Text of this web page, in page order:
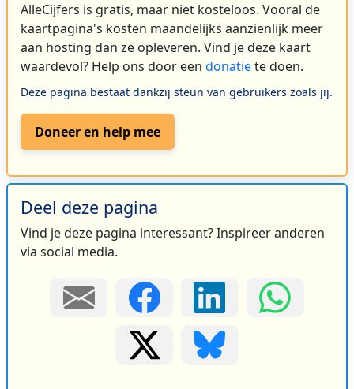
AlleCijfers is gratis, maar niet kosteloos. Vooral de
kaartpagina's kosten maandelijks aanzienlijk meer
aan hosting dan ze opleveren. Vind je deze kaart
waardevol? Help ons door een donatiete doen.
Deze pagina bestaat dankzij steun van gebruikers zoals jij.
Doneer en help mee
Deel deze pagina
Vind je deze pagina interessant? Inspireer anderen
via social media.